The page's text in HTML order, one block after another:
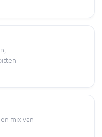
mix van